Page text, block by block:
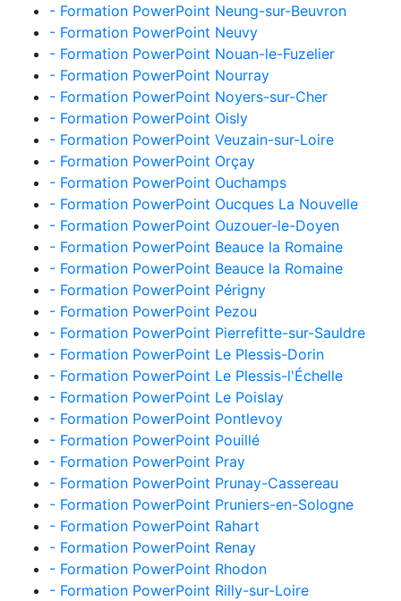
- Formation PowerPoint Neung-sur-Beuvron
- Formation PowerPoint Neuvy
- Formation PowerPoint Nouan-le-Fuzelier
- Formation PowerPoint Nourray
- Formation PowerPoint Noyers-sur-Cher
- Formation PowerPoint Oisly
- Formation PowerPoint Veuzain-sur-Loire
- Formation PowerPoint Orçay
- Formation PowerPoint Ouchamps
- Formation PowerPoint Oucques La Nouvelle
- Formation PowerPoint Ouzouer-le-Doyen
- Formation PowerPoint Beauce la Romaine
- Formation PowerPoint Beauce la Romaine
- Formation PowerPoint Périgny
- Formation PowerPoint Pezou
- Formation PowerPoint Pierrefitte-sur-Sauldre
- Formation PowerPoint Le Plessis-Dorin
- Formation PowerPoint Le Plessis-l'Échelle
- Formation PowerPoint Le Poislay
- Formation PowerPoint Pontlevoy
- Formation PowerPoint Pouillé
- Formation PowerPoint Pray
- Formation PowerPoint Prunay-Cassereau
- Formation PowerPoint Pruniers-en-Sologne
- Formation PowerPoint Rahart
- Formation PowerPoint Renay
- Formation PowerPoint Rhodon
- Formation PowerPoint Rilly-sur-Loire